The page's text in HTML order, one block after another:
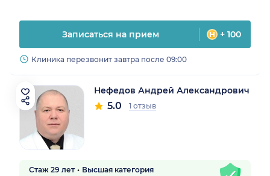
Записаться на прием + 100
Клиника перезвонит завтра после 09:00
Нефедов Андрей Александрович
5.0 1 отзыв
Стаж 29 лет Высшая категория